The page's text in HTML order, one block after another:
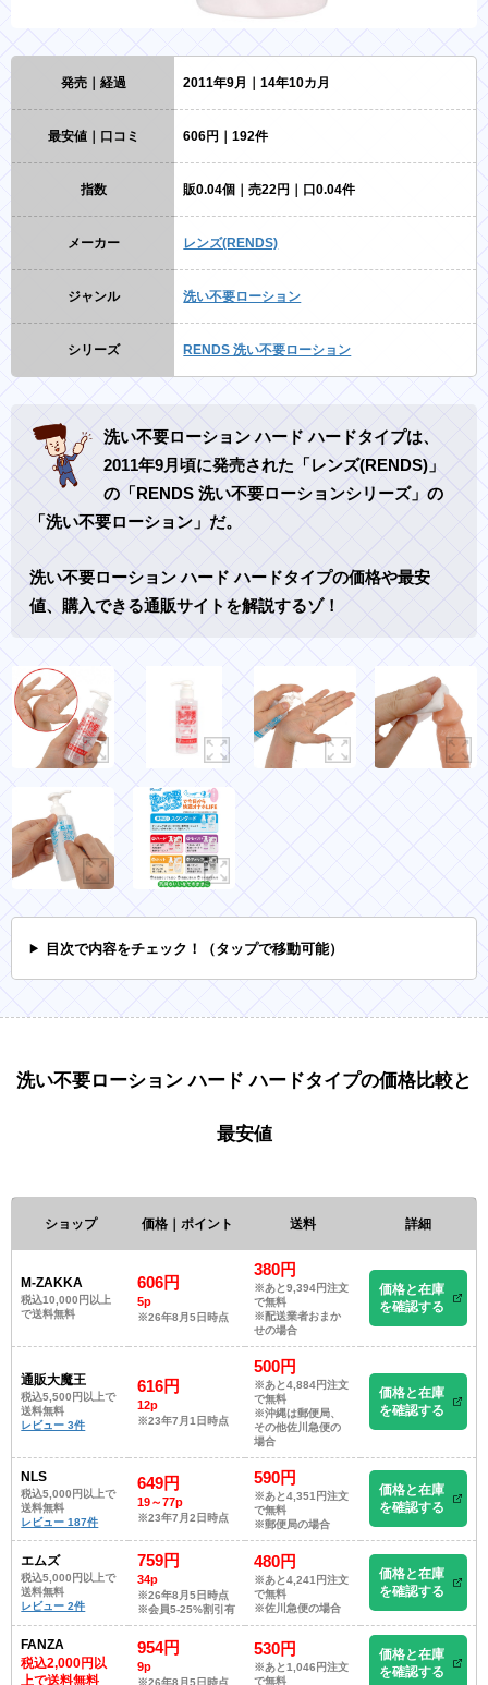
発売｜経過 2011年9月｜14年10カ月
最安値｜口コミ 606円｜192件
指数 販0.04個｜売22円｜口0.04件
メーカー レンズ(RENDS)
ジャンル 洗い不要ローション
シリーズ RENDS 洗い不要ローション
洗い不要ローション ハード ハードタイプは、
2011年9月頃に発売された「レンズ(RENDS)」
の「RENDS 洗い不要ローションシリーズ」の
「洗い不要ローション」だ。
洗い不要ローション ハード ハードタイプの価格や最安
値、購入できる通販サイトを解説するゾ！
目次で内容をチェック！（タップで移動可能）
洗い不要ローション ハード ハードタイプの価格比較と
最安値
ショップ 価格｜ポイント 送料 詳細
M-ZAKKA
税込10,000円以上
で送料無料
606円
5p
※26年8月5日時点
380円
※あと9,394円注文
で無料
※配送業者おまか
せの場合
価格と在庫
を確認する
通販大魔王
税込5,500円以上で
送料無料
レビュー 3件
616円
12p
※23年7月1日時点
500円
※あと4,884円注文
で無料
※沖縄は郵便局、
その他佐川急便の
場合
価格と在庫
を確認する
NLS
税込5,000円以上で
送料無料
レビュー 187件
649円
19～77p
※23年7月2日時点
590円
※あと4,351円注文
で無料
※郵便局の場合
価格と在庫
を確認する
エムズ
税込5,000円以上で
送料無料
レビュー 2件
759円
34p
※26年8月5日時点
※会員5-25%割引有
480円
※あと4,241円注文
で無料
※佐川急便の場合
価格と在庫
を確認する
FANZA
税込2,000円以
上で送料無料
954円
9p
※26年8月5日時点
530円
※あと1,046円注文
で無料
価格と在庫
を確認する